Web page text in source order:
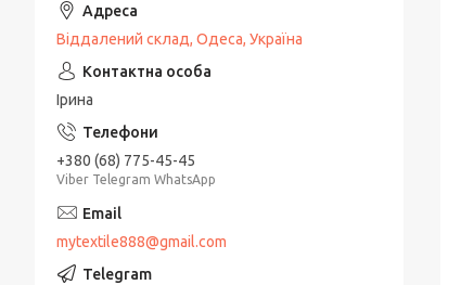
Віддалений склад, Одеса, Україна
Ірина
+380 (68) 775-45-45
Viber Telegram WhatsApp
mytextile888@gmail.com